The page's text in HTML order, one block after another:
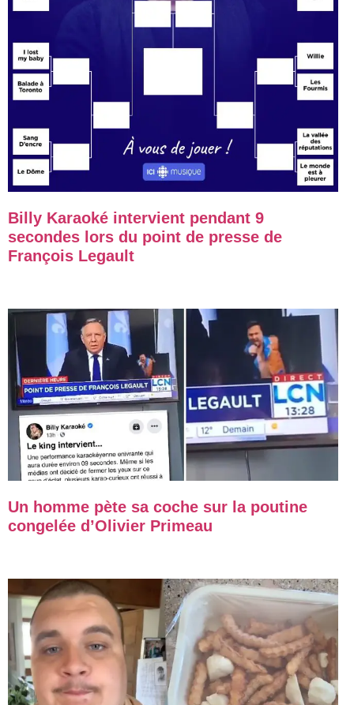
Billy Karaoké intervient pendant 9
secondes lors du point de presse de
François Legault
Un homme pète sa coche sur la poutine
congelée d’Olivier Primeau